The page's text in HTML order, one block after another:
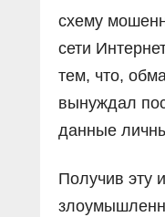
схему
сети
тем, что,
вынуждал
данные
Получив эту